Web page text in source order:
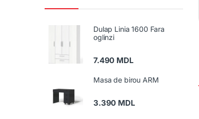
Dulap Linia 1600 Fara
oglinzi
7.490 MDL
Masa de birou ARM
3.390 MDL